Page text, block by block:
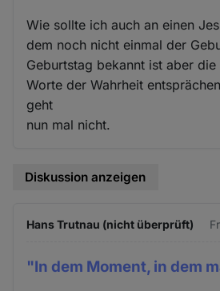
Wie sollte ich auch an einen
dem noch nicht einmal der
Geburtstag bekannt ist aber
Worte der Wahrheit
geht
nun mal nicht.
Diskussion anzeigen
Hans Trutnau (nicht überprüft)
"In dem Moment, in dem